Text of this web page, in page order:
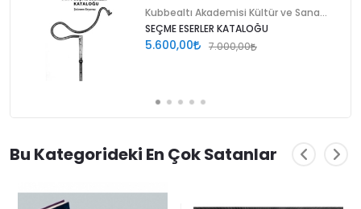
SEÇME ESERLER KATALOĞU
5.600,00 7.000,00
Bu Kategorideki En Çok Satanlar